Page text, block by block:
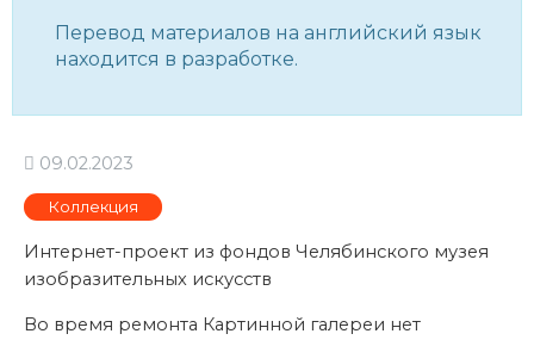
Перевод материалов на английский язык
находится в разработке.
09.02.2023
Коллекция
Интернет-проект из фондов Челябинского музея
изобразительных искусств
Во время ремонта Картинной галереи нет